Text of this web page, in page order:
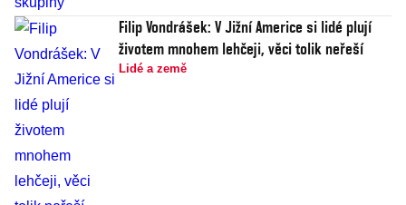
Filip Vondrášek: V Jižní Americe si lidé plují
životem mnohem lehčeji, věci tolik neřeší
Lidé a země